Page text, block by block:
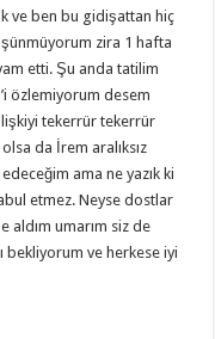
ve ben bu gidişattan hiç
zira 1 hafta
etti. Şu anda tatilim
özlemiyorum desem
tekerrür tekerrür
da İrem aralıksız
ama ne yazık ki
etmez. Neyse dostlar
aldım umarım siz de
bekliyorum ve herkese iyi